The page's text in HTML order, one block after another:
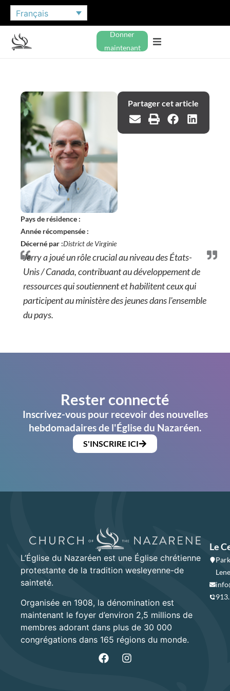
Français
Donner
maintenant
Partager cet article
Pays de résidence :
Année récompensée :
Décerné par :District de Virginie
Jerry a joué un rôle crucial au niveau des États-
Unis / Canada, contribuant au développement de
ressources qui soutiennent et habilitent ceux qui
participent au ministère des jeunes dans l'ensemble
du pays.
Rester connecté
Inscrivez-vous pour recevoir des nouvelles
hebdomadaires de l'Église du Nazaréen.
S'INSCRIRE ICI
L’Église du Nazaréen est une Église chrétienne
protestante de la tradition wesleyenne-de
sainteté.
Organisée en 1908, la dénomination est
maintenant le foyer d’environ 2,5 millions de
membres adorant dans plus de 30 000
congrégations dans 165 régions du monde.
Le